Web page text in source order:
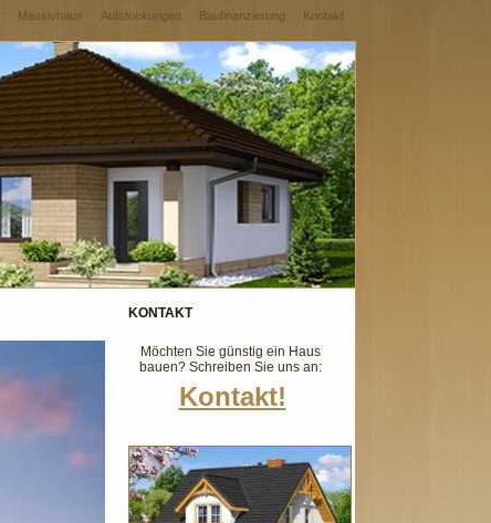
Massivhaus Aufstockungen Baufinanzierung Kontakt
KONTAKT
Möchten Sie günstig ein Haus
bauen? Schreiben Sie uns an:
Kontakt!